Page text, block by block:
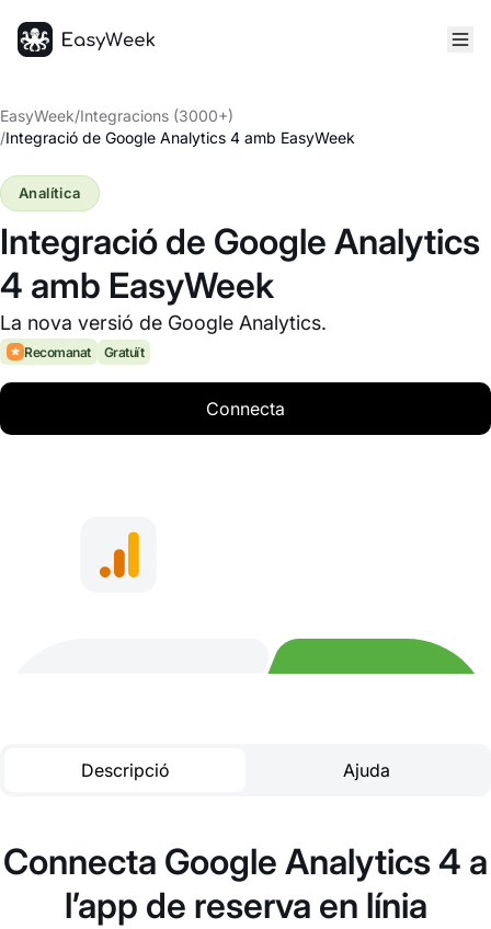
EasyWeek/Integracions (3000+)
/Integració de Google Analytics 4 amb EasyWeek
Integració de Google Analytics
4 amb EasyWeek
La nova versió de Google Analytics.
Analítica
Recomanat Gratuït
Connecta
Descripció Ajuda
Connecta Google Analytics 4 a
l’app de reserva en línia